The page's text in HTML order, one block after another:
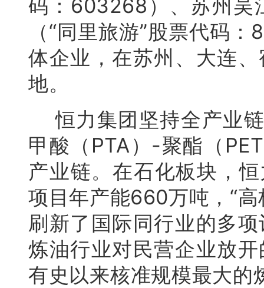
码：603268）、苏州吴
（“同里旅游”股票代码
体企业，在苏州、大连
地。
恒力集团坚持全产业
甲酸（PTA）-聚酯（
产业链。在石化板块，
项目年产能660万吨，“
刷新了国际同行业的多
炼油行业对民营企业放
有史以来核准规模最大的